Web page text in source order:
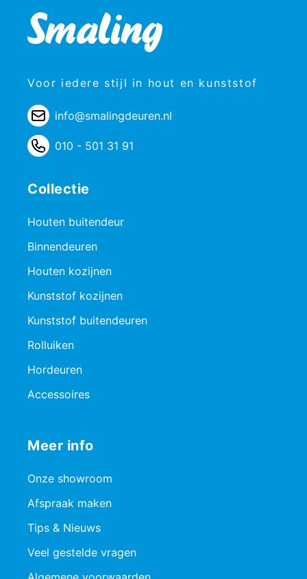
Voor iedere stijl in hout en kunststof
info@smalingdeuren.nl
010 - 501 31 91
Collectie
Houten buitendeur
Binnendeuren
Houten kozijnen
Kunststof kozijnen
Kunststof buitendeuren
Rolluiken
Hordeuren
Accessoires
Meer info
Onze showroom
Afspraak maken
Tips & Nieuws
Veel gestelde vragen